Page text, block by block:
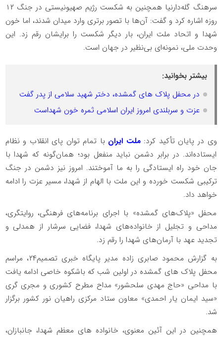
سرهنگ گله‌دارنیا همچنین به شکست رژیم صهیونیستی در جنگ ۱۲
روزه اشاره کرد و گفت: آن‌ها با تصور برتری وارد میدان شدند، اما خون
شهدا و اتحاد ملت ایران، بار دیگر شکست را برایشان رقم زد. این
وحدت ملی، نمونه‌ای بی‌نظیر در جهان است.
بیشتر بخوانید:
در محفل پلاک های گمشده، دختر شهید سلامی از پدر گفت
عزت و سربلندی امروز ایران اسلامی ثمره خون شهداست
وی در پایان تأکید کرد: ملت ایران با تمام توان پای انقلاب و نظام
ایستاده‌اند. در برابر دشمن نباید منفعل بود؛ همان‌گونه که شهدا با
جان خود راه ایستادگی را به ما آموختند. امروز نیز دشمن در جنگ
ترکیبی شکست خورده و این ملت با الهام از شهدا، مسیر عزت را ادامه
خواهد داد.
محفل «پلاک‌های گمشده» با اجرای برنامه‌های فرهنگی، روایتگری،
مداحی و تجلیل از خانواده‌های شهدا، فضایی سرشار از همدلی و
تجدید عهد با آرمان‌های شهدا را رقم زد.
به گزارش محمود صابری زاده مدیر پایگاه خبری تصمیم۲۴، مراسم
محفل پلاک های گمشده در اولین شب که باشکوه خاصی ادامه یافت
با مداحی «حاج مهدی سلحشور» مداح مطرح کشوری و مجری گری
«سید ایمان یار احمدی» معاون ستاد مرکزی راهیان نور کشور برگزار
شد.
همچنین در این آئین معنوی، خانواده های معظم شهدا، جانبازان،